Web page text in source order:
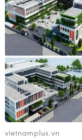
#Quỹ đầu tư nhà
#Hệ thống tài chính
#Cựu Thủ tướng
#Bê bối tham nhũng
Malaysia
vietnamplus.vn